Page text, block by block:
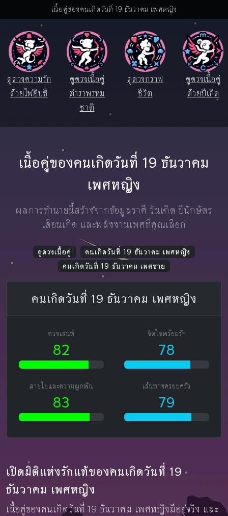
เนื้อคู่ของคนเกิดวันที่ 19 ธันวาคม เพศหญิง
ดูดวงความรัก
ด้วยไพ่ยิปซี
ดูดวงเนื้อคู่
ตำราพรหม
ชาติ
ดูดวงกราฟ
ชีวิต
ดูดวงเนื้อคู่
ด้วยปีเกิด
เนื้อคู่ของคนเกิดวันที่ 19 ธันวาคม
เพศหญิง
ผลการทำนายนี้สร้างจากข้อมูลราศี วันเกิด ปีนักษัตร
เดือนเกิด และพลังงานเพศที่คุณเลือก
ดูดวงเนื้อคู่
คนเกิดวันที่ 19 ธันวาคม เพศหญิง
คนเกิดวันที่ 19 ธันวาคม เพศชาย
คนเกิดวันที่ 19 ธันวาคม เพศหญิง
ดวงเสน่ห์
82
จิตใจพร้อมรัก
78
สายใยและความผูกพัน
83
เส้นทางครอบครัว
79
เปิดมิติแห่งรักแท้ของคนเกิดวันที่ 19
ธันวาคม เพศหญิง
เนื้อคู่ของคนเกิดวันที่ 19 ธันวาคม เพศหญิงมีอยู่จริง และ